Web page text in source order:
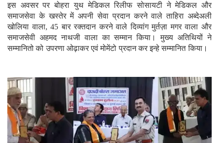
इस अवसर पर बोहरा युथ मेडिकल रिलीफ सोसायटी ने मेडिकल और
समाजसेवा के खस्तेर में अपनी सेवा प्रदान करने वाले ताहिरा अब्देअली
खोलिया वाला, 45 बार रक्तदान करने वाले दिव्यांग मुर्तज़ा मगर वाला और
समाजसेवी अहमद नाथजी वाला का सम्मान किया। मुख्य अतिथियों ने
सम्मानितो को उपरणा ओढ़ाकर एवं मोमेंटो प्रदान कर इन्हे सम्मानित किया।